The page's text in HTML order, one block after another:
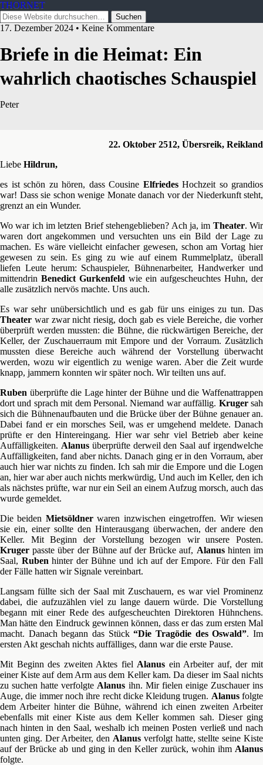
THORNET
17. Dezember 2024 • Keine Kommentare
Briefe in die Heimat: Ein
wahrlich chaotisches Schauspiel
Peter
22. Oktober 2512, Übersreik, Reikland
Liebe Hildrun,
es ist schön zu hören, dass Cousine ElfriedesHochzeit so grandios
war! Dass sie schon wenige Monate danach vor der Niederkunft steht,
grenzt an ein Wunder.
Wo war ich im letzten Brief stehengeblieben? Ach ja, im Theater. Wir
waren dort angekommen und versuchten uns ein Bild der Lage zu
machen. Es wäre vielleicht einfacher gewesen, schon am Vortag hier
gewesen zu sein. Es ging zu wie auf einem Rummelplatz, überall
liefen Leute herum: Schauspieler, Bühnenarbeiter, Handwerker und
mittendrin Benedict Gurkenfeld wie ein aufgescheuchtes Huhn, der
alle zusätzlich nervös machte. Uns auch.
Es war sehr unübersichtlich und es gab für uns einiges zu tun. Das
Theater war zwar nicht riesig, doch gab es viele Bereiche, die vorher
überprüft werden mussten: die Bühne, die rückwärtigen Bereiche, der
Keller, der Zuschauerraum mit Empore und der Vorraum. Zusätzlich
mussten diese Bereiche auch während der Vorstellung überwacht
werden, wozu wir eigentlich zu wenige waren. Aber die Zeit wurde
knapp, jammern konnten wir später noch. Wir teilten uns auf.
Ruben überprüfte die Lage hinter der Bühne und die Waffenattrappen
dort und sprach mit dem Personal. Niemand war auffällig. Krugersah
sich die Bühnenaufbauten und die Brücke über der Bühne genauer an.
Dabei fand er ein morsches Seil, was er umgehend meldete. Danach
prüfte er den Hintereingang. Hier war sehr viel Betrieb aber keine
Auffälligkeiten. Alanusüberprüfte derweil den Saal auf irgendwelche
Auffälligkeiten, fand aber nichts. Danach ging er in den Vorraum, aber
auch hier war nichts zu finden. Ich sah mir die Empore und die Logen
an, hier war aber auch nichts merkwürdig, Und auch im Keller, den ich
als nächstes prüfte, war nur ein Seil an einem Aufzug morsch, auch das
wurde gemeldet.
Die beiden Mietsöldnerwaren inzwischen eingetroffen. Wir wiesen
sie ein, einer sollte den Hinterausgang überwachen, der andere den
Keller. Mit Beginn der Vorstellung bezogen wir unsere Posten.
Kruger passte über der Bühne auf der Brücke auf, Alanushinten im
Saal, Ruben hinter der Bühne und ich auf der Empore. Für den Fall
der Fälle hatten wir Signale vereinbart.
Langsam füllte sich der Saal mit Zuschauern, es war viel Prominenz
dabei, die aufzuzählen viel zu lange dauern würde. Die Vorstellung
begann mit einer Rede des aufgescheuchten Direktoren Hühnchens.
Man hätte den Eindruck gewinnen können, dass er das zum ersten Mal
macht. Danach begann das Stück“Die Tragödie des Oswald”. Im
ersten Akt geschah nichts auffälliges, dann war die erste Pause.
Mit Beginn des zweiten Aktes fiel Alanus ein Arbeiter auf, der mit
einer Kiste auf dem Arm aus dem Keller kam. Da dieser im Saal nichts
zu suchen hatte verfolgte Alanus ihn. Mir fielen einige Zuschauer ins
Auge, die immer noch ihre recht dicke Kleidung trugen. Alanusfolgte
dem Arbeiter hinter die Bühne, während ich einen zweiten Arbeiter
ebenfalls mit einer Kiste aus dem Keller kommen sah. Dieser ging
nach hinten in den Saal, weshalb ich meinen Posten verließ und nach
unten ging. Der Arbeiter, den Alanus verfolgt hatte, stellte seine Kiste
auf der Brücke ab und ging in den Keller zurück, wohin ihm Alanus
folgte.